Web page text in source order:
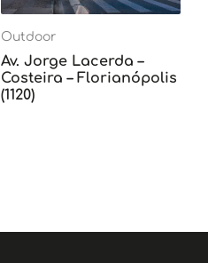
Outdoor
Av. Jorge Lacerda –
Costeira – Florianópolis
(1120)